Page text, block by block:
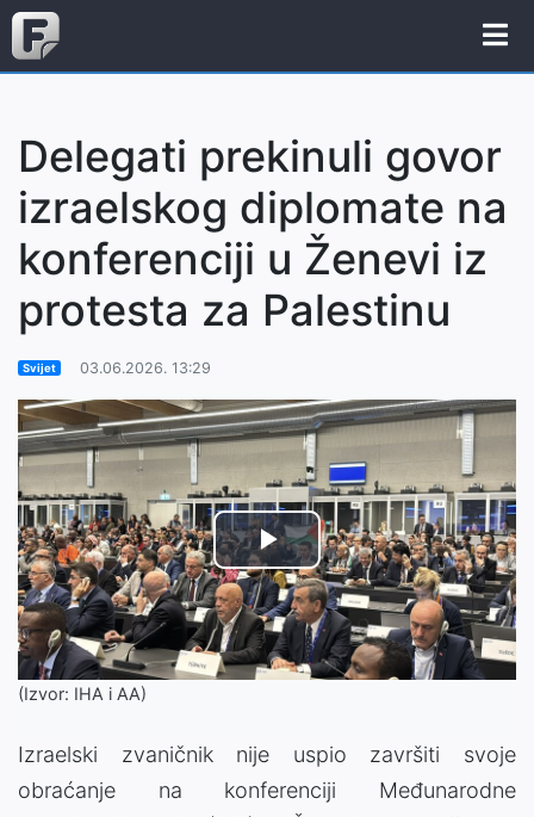
Delegati prekinuli govor
izraelskog diplomate na
konferenciji u Ženevi iz
protesta za Palestinu
Svijet 03.06.2026. 13:29
Play
Video
(Izvor: IHA i AA)
Izraelski zvaničnik nije uspio završiti svoje
obraćanje na konferenciji Međunarodne